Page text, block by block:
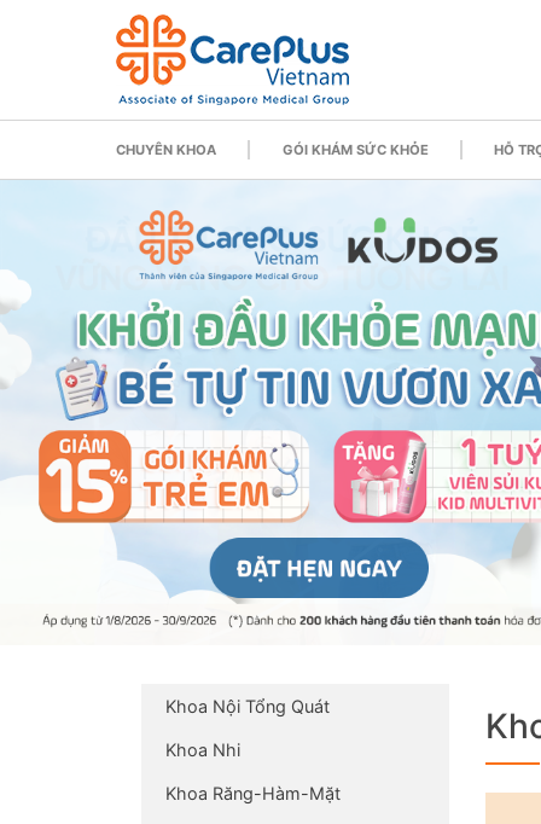
CHUYÊN KHOA GÓI KHÁM SỨC KHỎE HỖ
Khoa Nội Tổng Quát
Khoa Nhi
Khoa Răng-Hàm-Mặt